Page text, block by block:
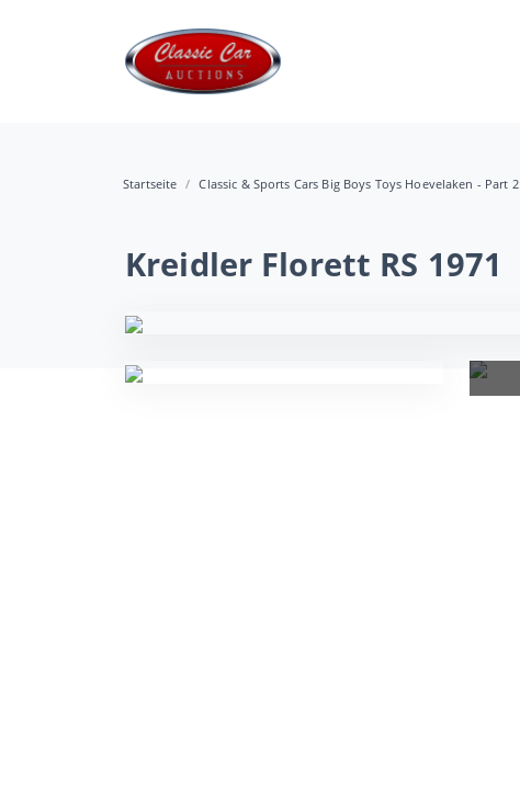
Startseite Classic & Sports Cars Big Boys Toys Hoevelaken - Part 2
Kreidler Florett RS 1971